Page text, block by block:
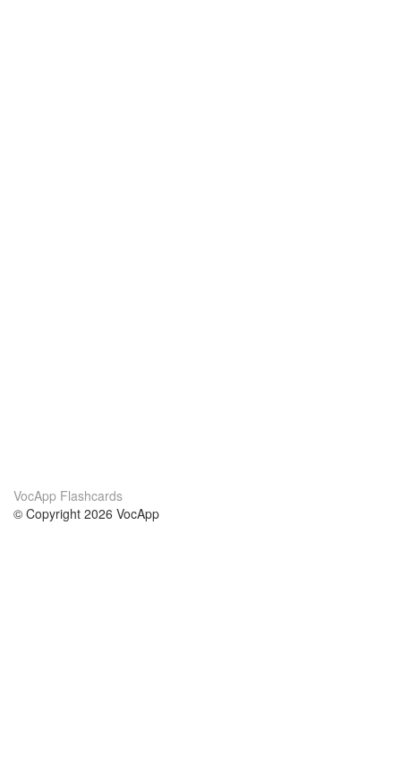
VocApp Flashcards
© Copyright 2026 VocApp